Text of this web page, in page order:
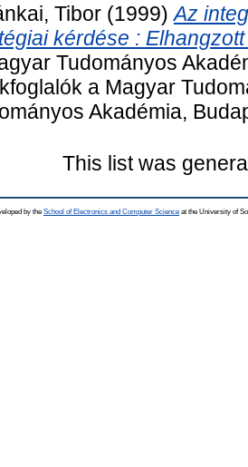
Tibor (1999)Az
kérdése :
Tudományos
a Magyar
Akadémia,
This list was
by the School of Electronics and Computer Science at the University of